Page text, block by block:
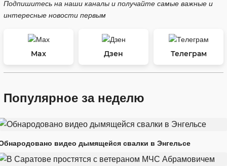
Подпишитесь на наши каналы и получайте самые важные и
интересные новости первым
Max Дзен Телеграм
Популярное за неделю
видео дымящейся свалки в Энгельсе